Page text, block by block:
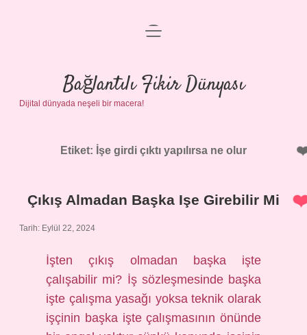
Anasayfa
Gizlilik Politikası
Yasal Uyarı
menüyü
Bağlantılı Fikir Dünyası
Dijital dünyada neşeli bir macera!
Etiket: İşe girdi çıktı yapılırsa ne olur
Çıkış Almadan Başka Işe Girebilir Mi
Tarih: Eylül 22, 2024
İşten çıkış olmadan başka işte
çalışabilir mi? İş sözleşmesinde başka
işte çalışma yasağı yoksa teknik olarak
işçinin başka işte çalışmasının önünde